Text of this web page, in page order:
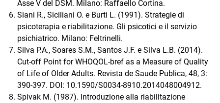
Asse V del DSM. Milano: Raffaello Cortina.
Siani R., Siciliani O. e Burti L. (1991). Strategie di
psicoterapia e riabilitazione. Gli psicotici e il servizio
psichiatrico. Milano: Feltrinelli.
Silva P.A., Soares S.M., Santos J.F. e Silva L.B. (2014).
Cut-off Point for WHOQOL-bref as a Measure of Quality
of Life of Older Adults. Revista de Saude Publica, 48, 3:
390-397. DOI: 10.1590/S0034-8910.2014048004912.
Spivak M. (1987). Introduzione alla riabilitazione